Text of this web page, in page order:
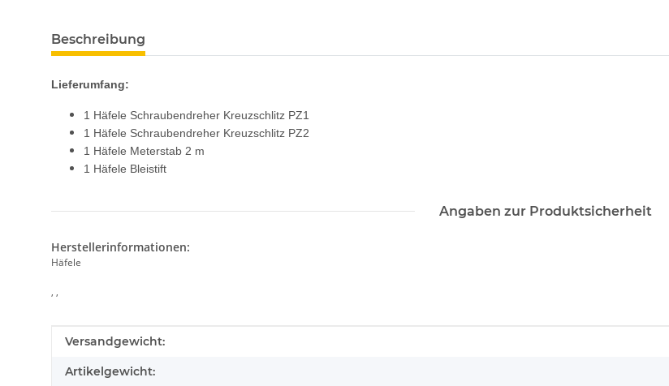
weitere Registerkarten anzeigen
Beschreibung
Lieferumfang:
1 Häfele Schraubendreher Kreuzschlitz PZ1
1 Häfele Schraubendreher Kreuzschlitz PZ2
1 Häfele Meterstab 2 m
1 Häfele Bleistift
Angaben zur Produktsicherheit
Herstellerinformationen:
Häfele
, ,
Produkteigenschaft
Wert
Versandgewicht:
Artikelgewicht: